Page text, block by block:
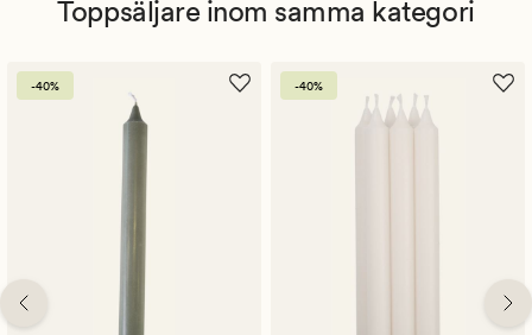
Toppsäljare inom samma kategori
-40% -40%